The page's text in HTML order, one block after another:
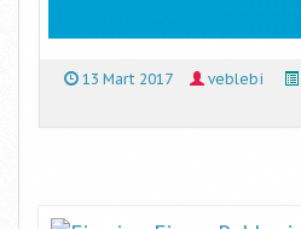
13 Mart 2017 veblebi